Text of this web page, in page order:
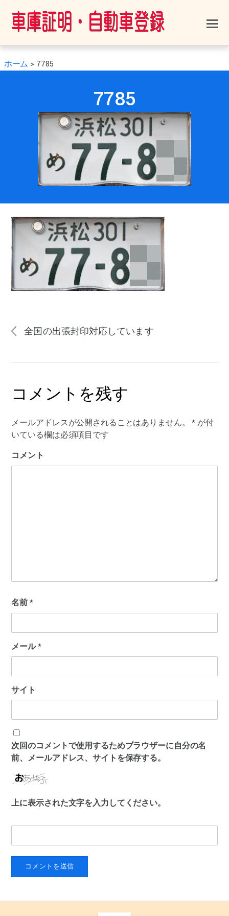
ホーム > 7785
7785
全国の出張封印対応しています
コメントを残す
メールアドレスが公開されることはありません。 *が付
いている欄は必須項目です
コメント
名前*
メール*
サイト
次回のコメントで使用するためブラウザーに自分の名
前、メールアドレス、サイトを保存する。
上に表示された文字を入力してください。